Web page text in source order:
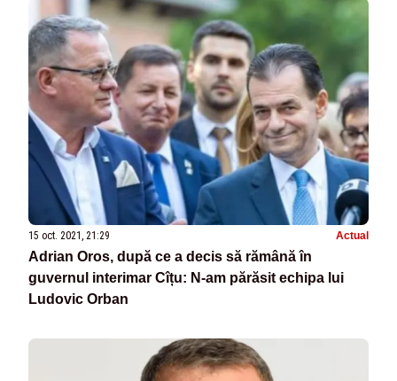
15 oct. 2021, 21:29 Actual
Adrian Oros, după ce a decis să rămână în
guvernul interimar Cîțu: N-am părăsit echipa lui
Ludovic Orban